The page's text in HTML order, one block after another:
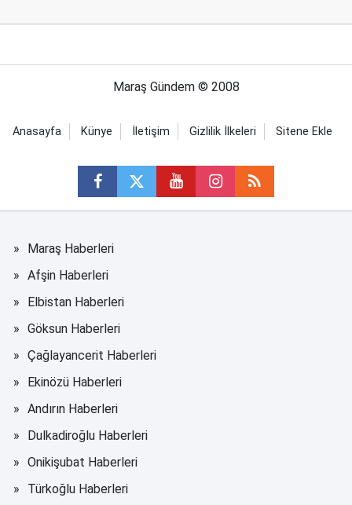
Maraş Gündem © 2008
Anasayfa Künye İletişim Gizlilik İlkeleri Sitene Ekle
Maraş Haberleri
Afşin Haberleri
Elbistan Haberleri
Göksun Haberleri
Çağlayancerit Haberleri
Ekinözü Haberleri
Andırın Haberleri
Dulkadiroğlu Haberleri
Onikişubat Haberleri
Türkoğlu Haberleri